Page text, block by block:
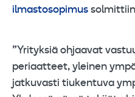
ilmastosopimus
”Yrityksiä ohjaavat
periaatteet, yleinen
jatkuvasti tiukentuva